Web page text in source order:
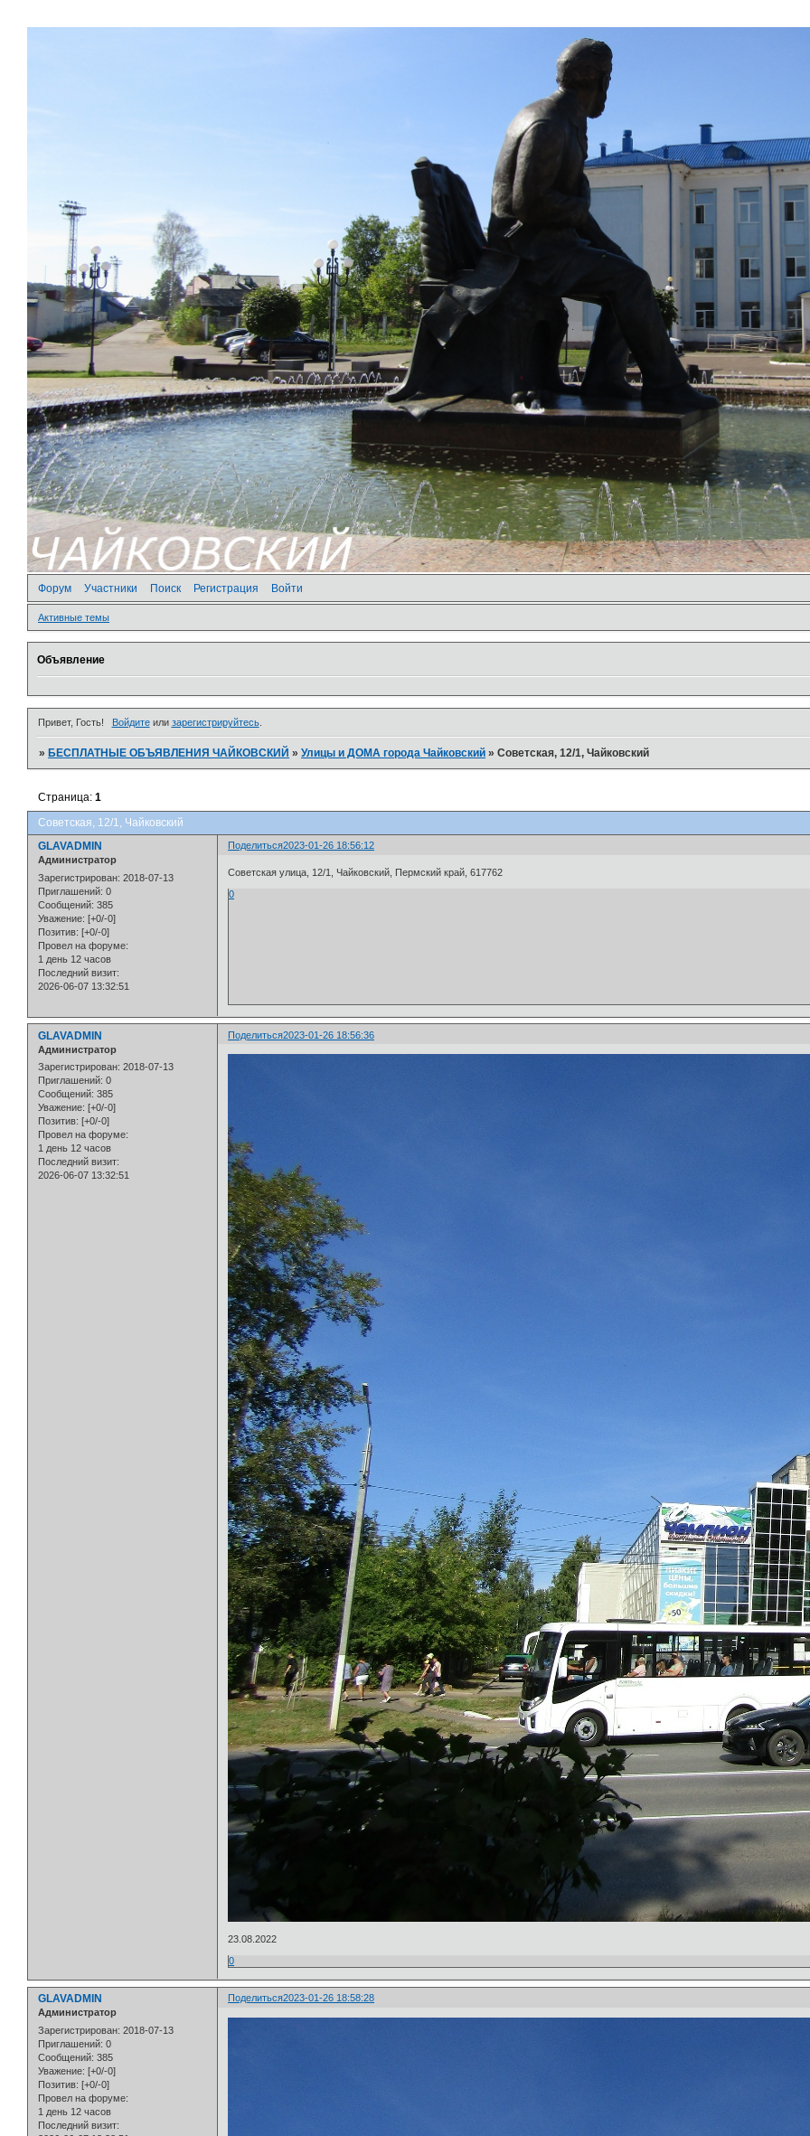
Форум Участники Поиск Регистрация Войти
Активные темы
Объявление
Привет, Гость! Войдитеили зарегистрируйтесь.
» БЕСПЛАТНЫЕ ОБЪЯВЛЕНИЯ ЧАЙКОВСКИЙ »­Улицы и ДОМА города Чайковский »Советская, 12/1, Чайковский
Советская, 12/1, Чайковский
Страница:1
Поделиться2023-01-26 18:56:12
GLAVADMIN
Администратор
Зарегистрирован: 2018-07-13
Приглашений: 0
Сообщений: 385
Уважение: [+0/-0]
Позитив: [+0/-0]
Провел на форуме:
1 день 12 часов
Последний визит:
2026-06-07 13:32:51
Советская улица, 12/1, Чайковский, Пермский край, 617762
0
Поделиться2023-01-26 18:56:36
GLAVADMIN
Администратор
Зарегистрирован: 2018-07-13
Приглашений: 0
Сообщений: 385
Уважение: [+0/-0]
Позитив: [+0/-0]
Провел на форуме:
1 день 12 часов
Последний визит:
2026-06-07 13:32:51
23.08.2022
0
Поделиться2023-01-26 18:58:28
GLAVADMIN
Администратор
Зарегистрирован: 2018-07-13
Приглашений: 0
Сообщений: 385
Уважение: [+0/-0]
Позитив: [+0/-0]
Провел на форуме:
1 день 12 часов
Последний визит: